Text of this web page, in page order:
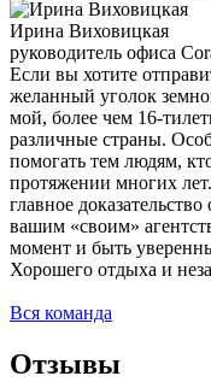
Ирина Виховицкая
руководитель офиса
Если вы хотите
желанный уголок
мой, более чем 16-
различные страны.
помогать тем людям,
протяжении многих
главное
вашим «своим»
момент и быть
Хорошего отдыха и
Вся команда
Отзывы